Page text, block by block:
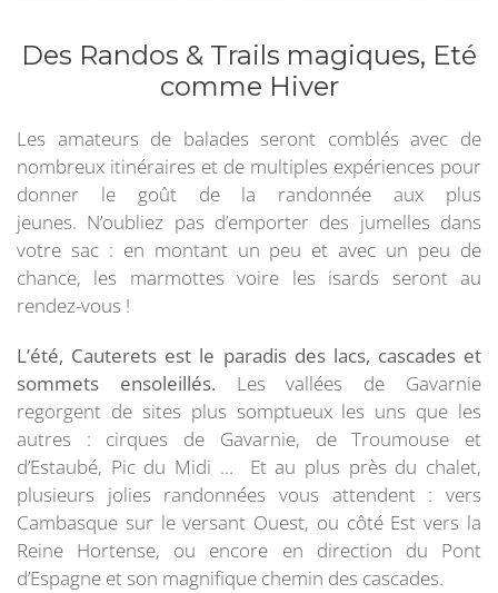
Des Randos & Trails magiques, Eté
comme Hiver
Les amateurs de balades seront comblés avec de
nombreux itinéraires et de multiples expériences pour
donner le goût de la randonnée aux plus
jeunes. N’oubliez pas d’emporter des jumelles dans
votre sac : en montant un peu et avec un peu de
chance, les marmottes voire les isards seront au
rendez-vous !
L’été, Cauterets est le paradis des lacs, cascades et
sommets ensoleillés. Les vallées de Gavarnie
regorgent de sites plus somptueux les uns que les
autres : cirques de Gavarnie, de Troumouse et
d’Estaubé, Pic du Midi … Et au plus près du chalet,
plusieurs jolies randonnées vous attendent : vers
Cambasque sur le versant Ouest, ou côté Est vers la
Reine Hortense, ou encore en direction du Pont
d’Espagne et son magnifique chemin des cascades.